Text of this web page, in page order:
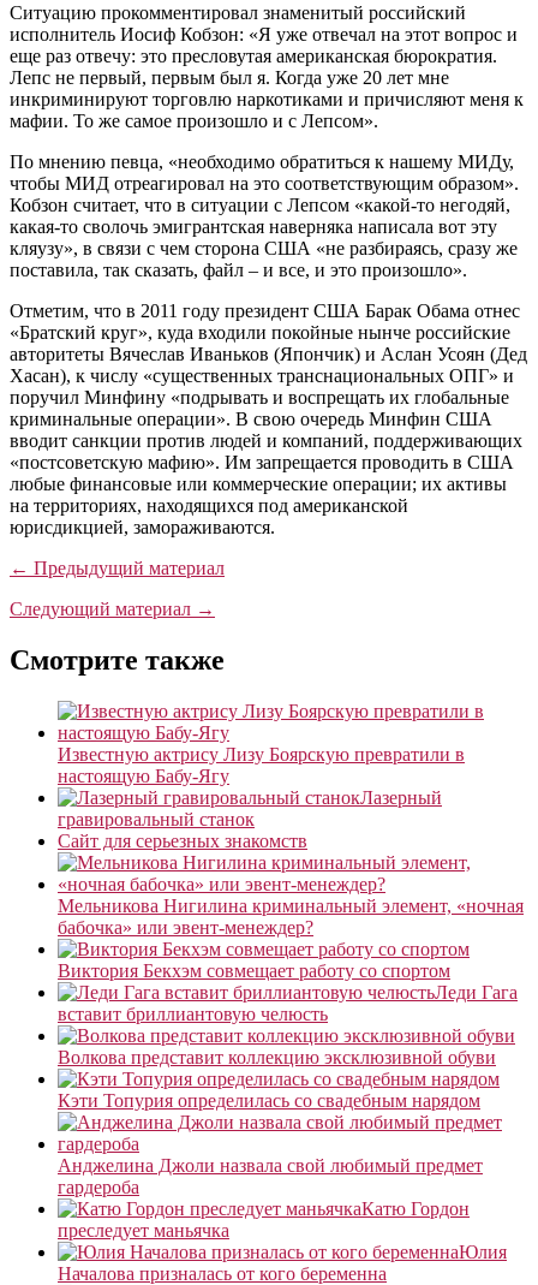
Ситуацию прокомментировал знаменитый российский
исполнитель Иосиф Кобзон: «Я уже отвечал на этот вопрос и
еще раз отвечу: это пресловутая американская бюрократия.
Лепс не первый, первым был я. Когда уже 20 лет мне
инкриминируют торговлю наркотиками и причисляют меня к
мафии. То же самое произошло и с Лепсом».
По мнению певца, «необходимо обратиться к нашему МИДу,
чтобы МИД отреагировал на это соответствующим образом».
Кобзон считает, что в ситуации с Лепсом «какой-то негодяй,
какая-то сволочь эмигрантская наверняка написала вот эту
кляузу», в связи с чем сторона США «не разбираясь, сразу же
поставила, так сказать, файл – и все, и это произошло».
Отметим, что в 2011 году президент США Барак Обама отнес
«Братский круг», куда входили покойные нынче российские
авторитеты Вячеслав Иваньков (Япончик) и Аслан Усоян (Дед
Хасан), к числу «существенных транснациональных ОПГ» и
поручил Минфину «подрывать и воспрещать их глобальные
криминальные операции». В свою очередь Минфин США
вводит санкции против людей и компаний, поддерживающих
«постсоветскую мафию». Им запрещается проводить в США
любые финансовые или коммерческие операции; их активы
на территориях, находящихся под американской
юрисдикцией, замораживаются.
← Предыдущий материал
Следующий материал →
Смотрите также
Известную актрису Лизу Боярскую превратили в
настоящую Бабу-Ягу
Лазерный
гравировальный станок
Сайт для серьезных знакомств
Мельникова Нигилина криминальный элемент, «ночная
бабочка» или эвент-менеждер?
Виктория Бекхэм совмещает работу со спортом
Леди Гага
вставит бриллиантовую челюсть
Волкова представит коллекцию эксклюзивной обуви
Кэти Топурия определилась со свадебным нарядом
Анджелина Джоли назвала свой любимый предмет
гардероба
Катю Гордон
преследует маньячка
Юлия
Началова призналась от кого беременна